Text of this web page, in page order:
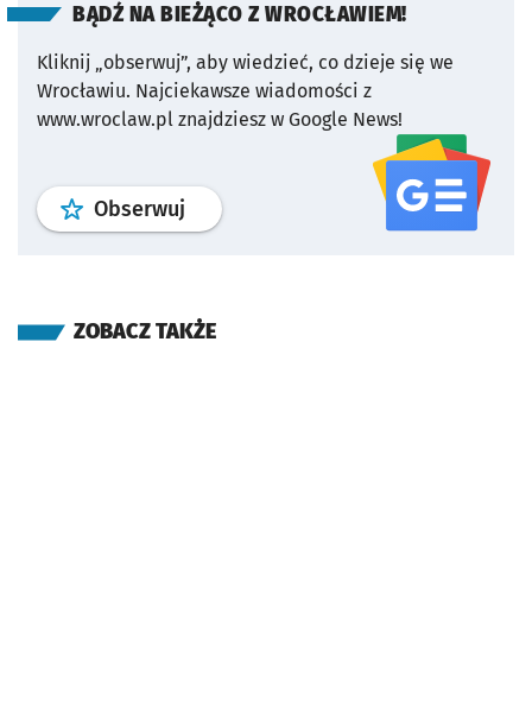
BĄDŹ NA BIEŻĄCO Z WROCŁAWIEM!
Kliknij „obserwuj”, aby wiedzieć, co dzieje się we
Wrocławiu. Najciekawsze wiadomości z
www.wroclaw.pl znajdziesz w Google News!
Obserwuj profil serwisu
ZOBACZ TAKŻE